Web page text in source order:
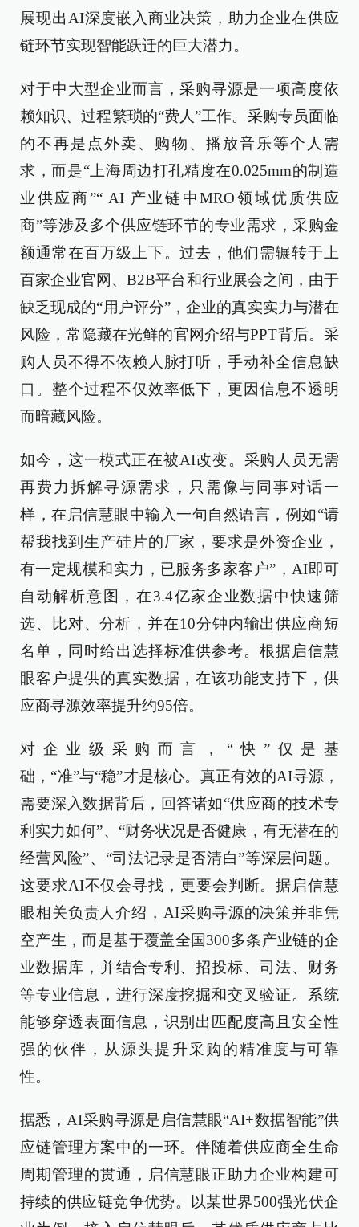
展现出AI深度嵌入商业决策，助力企业在供应
链环节实现智能跃迁的巨大潜力。
对于中大型企业而言，采购寻源是一项高度依
赖知识、过程繁琐的“费人”工作。采购专员面临
的不再是点外卖、购物、播放音乐等个人需
求，而是“上海周边打孔精度在0.025mm的制造
业供应商”“ AI 产业链中MRO领域优质供应
商”等涉及多个供应链环节的专业需求，采购金
额通常在百万级上下。过去，他们需辗转于上
百家企业官网、B2B平台和行业展会之间，由于
缺乏现成的“用户评分”，企业的真实实力与潜在
风险，常隐藏在光鲜的官网介绍与PPT背后。采
购人员不得不依赖人脉打听，手动补全信息缺
口。整个过程不仅效率低下，更因信息不透明
而暗藏风险。
如今，这一模式正在被AI改变。采购人员无需
再费力拆解寻源需求，只需像与同事对话一
样，在启信慧眼中输入一句自然语言，例如“请
帮我找到生产硅片的厂家，要求是外资企业，
有一定规模和实力，已服务多家客户”，AI即可
自动解析意图，在3.4亿家企业数据中快速筛
选、比对、分析，并在10分钟内输出供应商短
名单，同时给出选择标准供参考。根据启信慧
眼客户提供的真实数据，在该功能支持下，供
应商寻源效率提升约95倍。
对企业级采购而言，“快”仅是基
础，“准”与“稳”才是核心。真正有效的AI寻源，
需要深入数据背后，回答诸如“供应商的技术专
利实力如何”、“财务状况是否健康，有无潜在的
经营风险”、“司法记录是否清白”等深层问题。
这要求AI不仅会寻找，更要会判断。据启信慧
眼相关负责人介绍，AI采购寻源的决策并非凭
空产生，而是基于覆盖全国300多条产业链的企
业数据库，并结合专利、招投标、司法、财务
等专业信息，进行深度挖掘和交叉验证。系统
能够穿透表面信息，识别出匹配度高且安全性
强的伙伴，从源头提升采购的精准度与可靠
性。
据悉，AI采购寻源是启信慧眼“AI+数据智能”供
应链管理方案中的一环。伴随着供应商全生命
周期管理的贯通，启信慧眼正助力企业构建可
持续的供应链竞争优势。以某世界500强光伏企